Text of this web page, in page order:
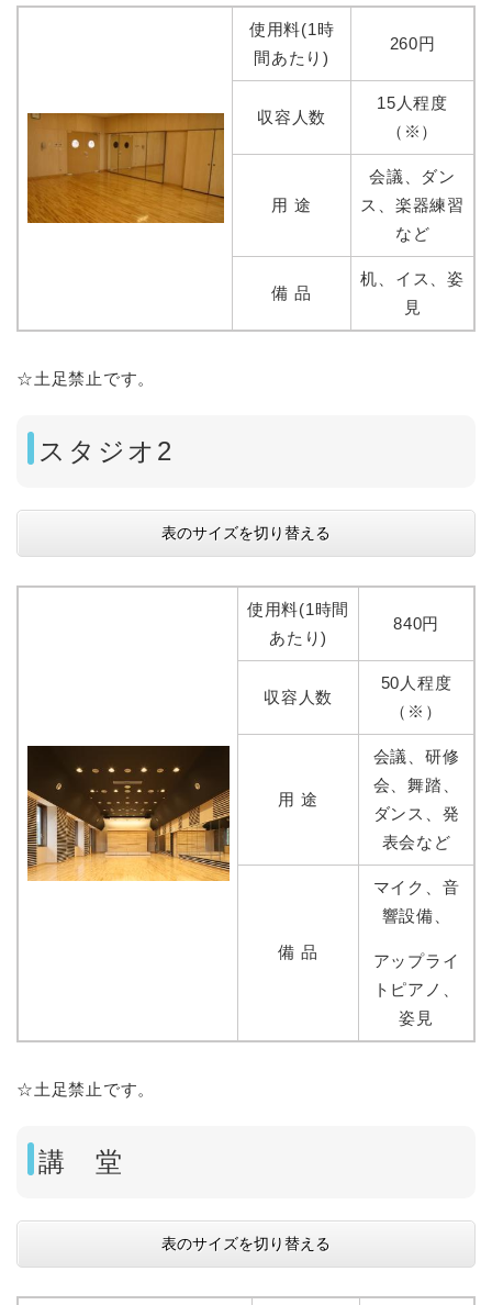
使用料(1時
間あたり)
260円
収容人数
15人程度
（※）
用 途
会議、ダン
ス、楽器練習
など
備 品
机、イス、姿
見
☆土足禁止です。
スタジオ2
表のサイズを切り替える
使用料(1時間
あたり)
840円
収容人数
50人程度
（※）
用 途
会議、研修
会、舞踏、
ダンス、発
表会など
備 品
マイク、音
響設備、
アップライ
トピアノ、
姿見
☆土足禁止です。
講 堂
表のサイズを切り替える